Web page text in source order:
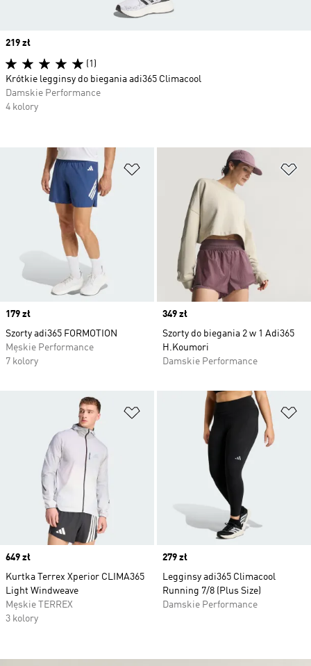
Dodaj do listy życzeń
Price
179 zł
Szorty adi365 FORMOTION
Męskie Performance
7 kolory
Price
349 zł
Szorty do biegania 2 w 1 Adi365
H.Koumori
Damskie Performance
Dodaj do listy życzeń
Price
649 zł
Kurtka Terrex Xperior CLIMA365
Light Windweave
Męskie TERREX
3 kolory
Price
279 zł
Legginsy adi365 Climacool
Running 7/8 (Plus Size)
Damskie Performance
Price
219 zł
(1)
Krótkie legginsy do biegania adi365 Climacool
Damskie Performance
4 kolory